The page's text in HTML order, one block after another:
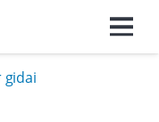
gidai